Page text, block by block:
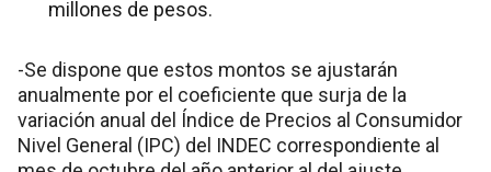
millones de pesos.
-Se dispone que estos montos se ajustarán
anualmente por el coeficiente que surja de la
variación anual del Índice de Precios al Consumidor
Nivel General (IPC) del INDEC correspondiente al